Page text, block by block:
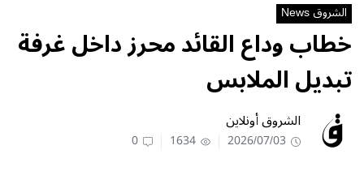
الشروق News
خطاب وداع القائد محرز داخل غرفة
تبديل الملابس
الشروق أونلاين
2026/07/03
1634
0